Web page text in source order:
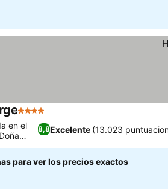
4 Estrellas
8,8Excelente (13.023
en el
para ver los precios exactos